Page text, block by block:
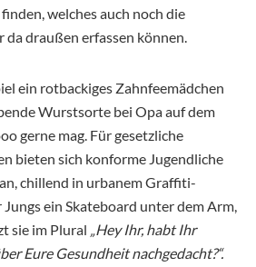
welches auch noch die
draußen erfassen können.
ein rotbackiges Zahnfeemädchen
Wurstsorte bei Opa auf dem
gerne mag. Für gesetzliche
bieten sich konforme Jugendliche
chillend in urbanem Graffiti-
ein Skateboard unter dem Arm,
sie im Plural „Hey Ihr, habt Ihr
Eure Gesundheit nachgedacht?“.